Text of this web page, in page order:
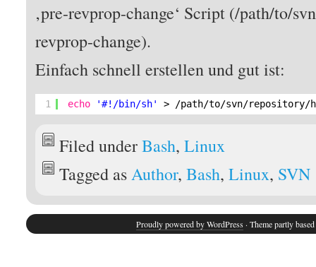
‚pre-revprop-change‘ Script (/path/to/
revprop-change).
Einfach schnell erstellen und gut ist:
1 echo '#!/bin/sh' > /path/to/svn/repository/
Filed underBash,Linux
Tagged asAuthor,Bash,Linux, SVN
Proudly powered by WordPress · Theme partly